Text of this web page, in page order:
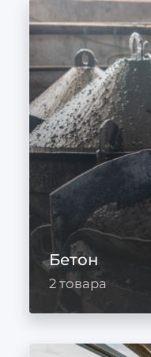
Бетон
2 товара